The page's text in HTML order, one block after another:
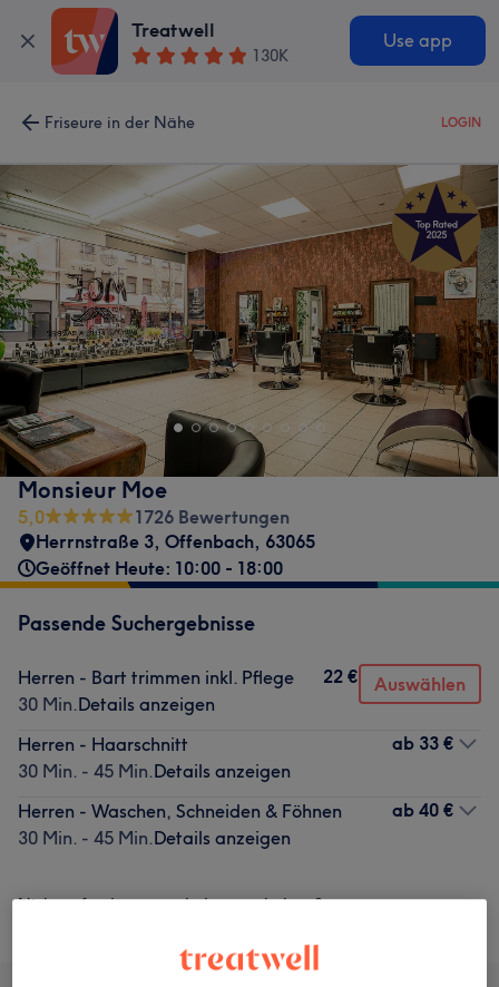
Treatwell
130K
Use app
Friseure in der Nähe LOGIN
Monsieur Moe
5,0
1726 Bewertungen
Herrnstraße 3, Offenbach, 63065
Geöffnet Heute: 10:00 - 18:00
Passende Suchergebnisse
Herren - Bart trimmen inkl. Pflege
30 Min.Details anzeigen
22 € Auswählen
Herren - Haarschnitt
30 Min. - 45 Min.Details anzeigen
ab 33 €
Herren - Waschen, Schneiden & Föhnen
30 Min. - 45 Min.Details anzeigen
ab 40 €
Nicht gefunden wonach du gesucht hast?